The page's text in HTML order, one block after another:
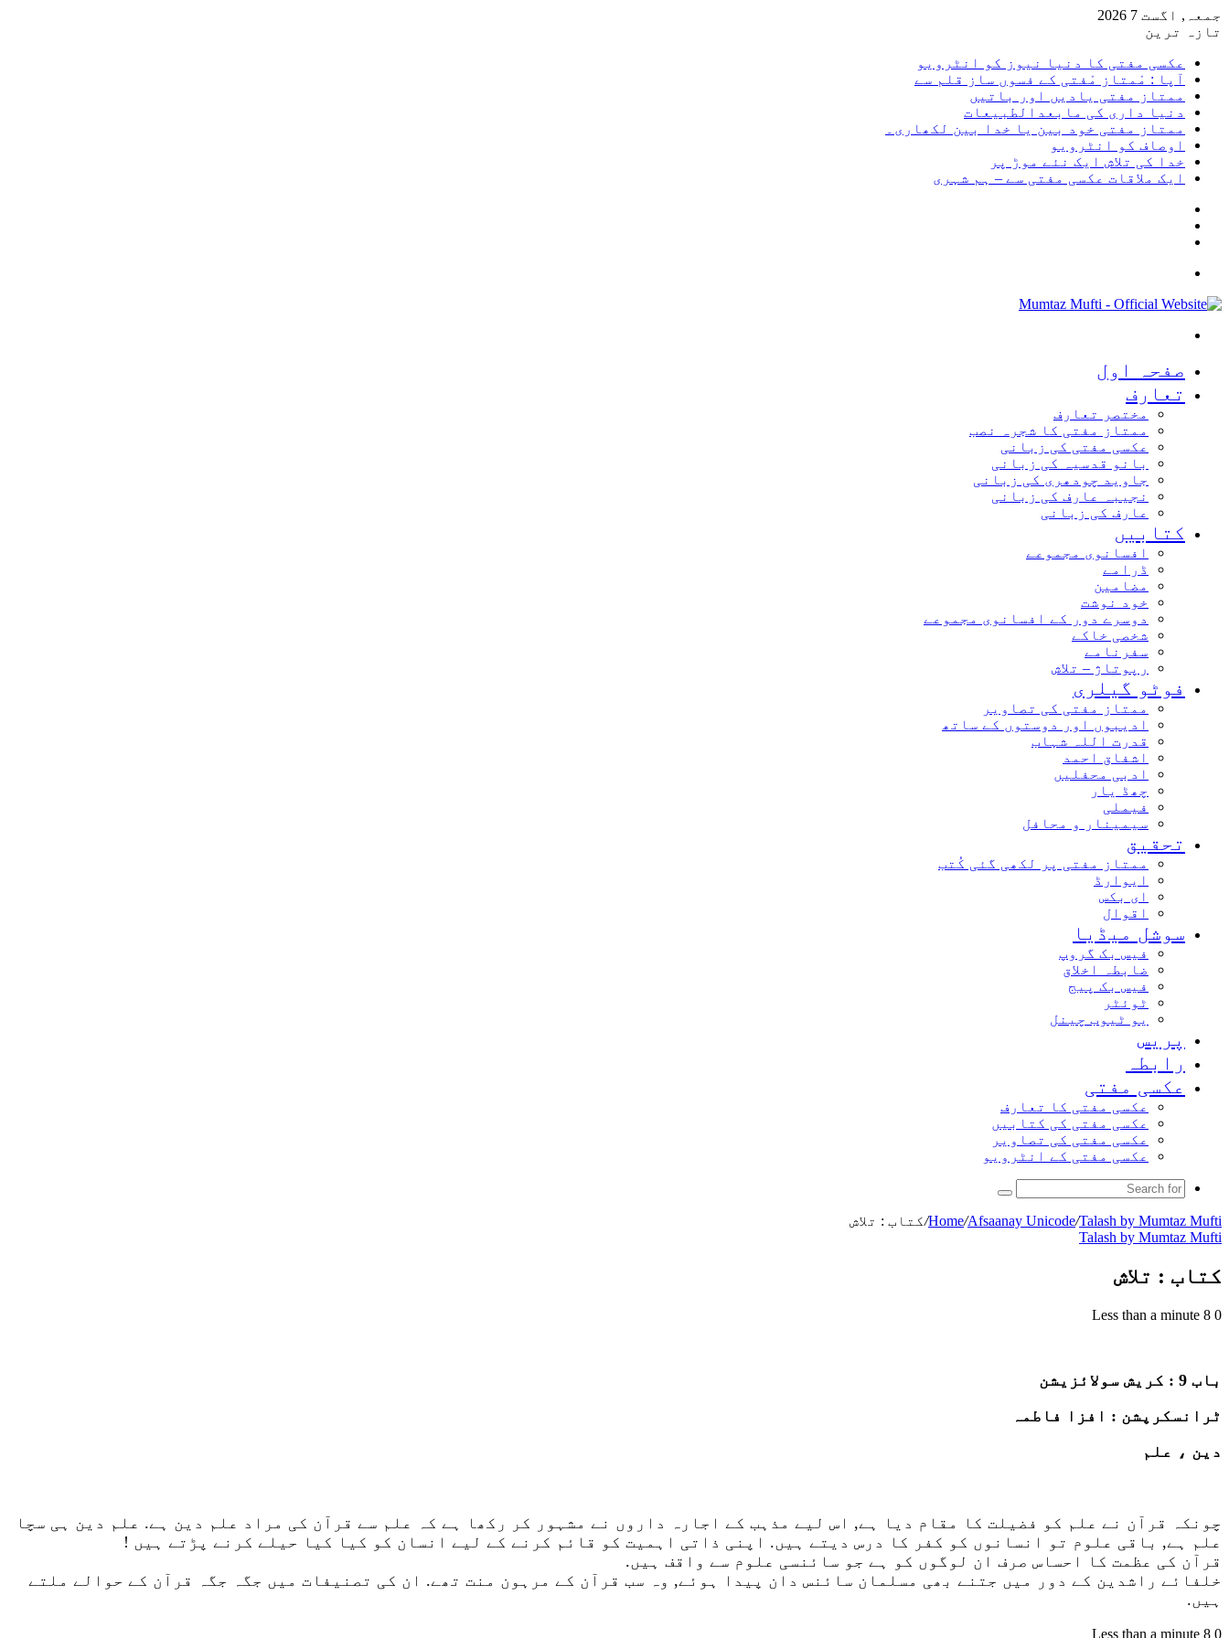
جمعہ, اگست 7 2026
تازہ ترین
عکسی مفتی کا دنیا نیوز کو انٹرویو
آپا : مْمتاز مْفتی کے فسوں ساز قلم سے
ممتاز مفتی یادیں اور باتیں
دنیا داری کی مابعدالطبیعات
ممتاز مفتی خود بین یا خدا بین لکھاری۔
اوصاف کو انٹرویو
خدا کی تلاش ایک نئے موڑ پر
ایک ملاقات عکسی مفتی سے – ہم شہری
صفحہ اول
تعارف
مختصر تعارف
ممتاز مفتی کا شجرہ نصب
عکسی مفتی کی زبانی
بانو قدسیہ کی زبانی
جاوید چودھری کی زبانی
نجیبہ عارف کی زبانی
عارف کی زبانی
کتابیں
افسانوی مجموعے
ڈرامے
مضامین
خود نوشت
دوسرے دور کے افسانوی مجموعے
شخصی خاکے
سفرنامے
رپوتاژ – تلاش
فوٹو گیلری
ممتاز مفتی کی تصاویر
ادیبوں اور دوستوں کے ساتھ
قدرت اللہ شہاب
اشفاق احمد
ادبی محفلیں
چھڈ یار
فیملی
سیمینار و محافل
تحقیق
ممتاز مفتی پر لکھی گئی کُتب
ایوارڈ
ای بکس
اقوال
سوشل میڈیا
فیس بک گروپ
ضابطہ اخلاق
فیس بک پیج
ٹوئٹر
یو ٹیوب چینل
پریس
رابطہ
عکسی مفتی
عکسی مفتی کا تعارف
عکسی مفتی کی کتابیں
عکسی مفتی کی تصاویر
عکسی مفتی کے انٹرویو
Search
Home/Afsaanay Unicode/Talash by Mumtaz Mufti
/کتاب : تلاش
Talash by Mumtaz Mufti
کتاب : تلاش
0
Less than a minute
باب 9 : کریش سولائزیشن
ٹرانسکرپشن : افزا فاطمہ
دین ، علم
چونکہ قرآن نے علم کو فضیلت کا مقام دیا ہے, اس لیے مذہب کے اجارہ داروں نے مشہور کر رکھا ہے کہ علم سے قرآن کی مراد علم دین ہے. علم دین ہی سچا
علم ہے, باقی علوم تو انسانوں کو کفر کا درس دیتے ہیں. اپنی ذاتی اہمیت کو قائم کرنے کے لیے انسان کو کیا کیا حیلے کرنے پڑتے ہیں !
قرآن کی عظمت کا احساس صرف ان لوگوں کو ہے جو سائنسی علوم سے واقف ہیں.
خلفائے راشدین کے دور میں جتنے بھی مسلمان سائنس دان پیدا ہوئے, وہ سب قرآن کے مرہون منت تھے. ان کی تصنیفات میں جگہ جگہ قرآن کے حوالے ملتے
ہیں.
0
Less than a minute